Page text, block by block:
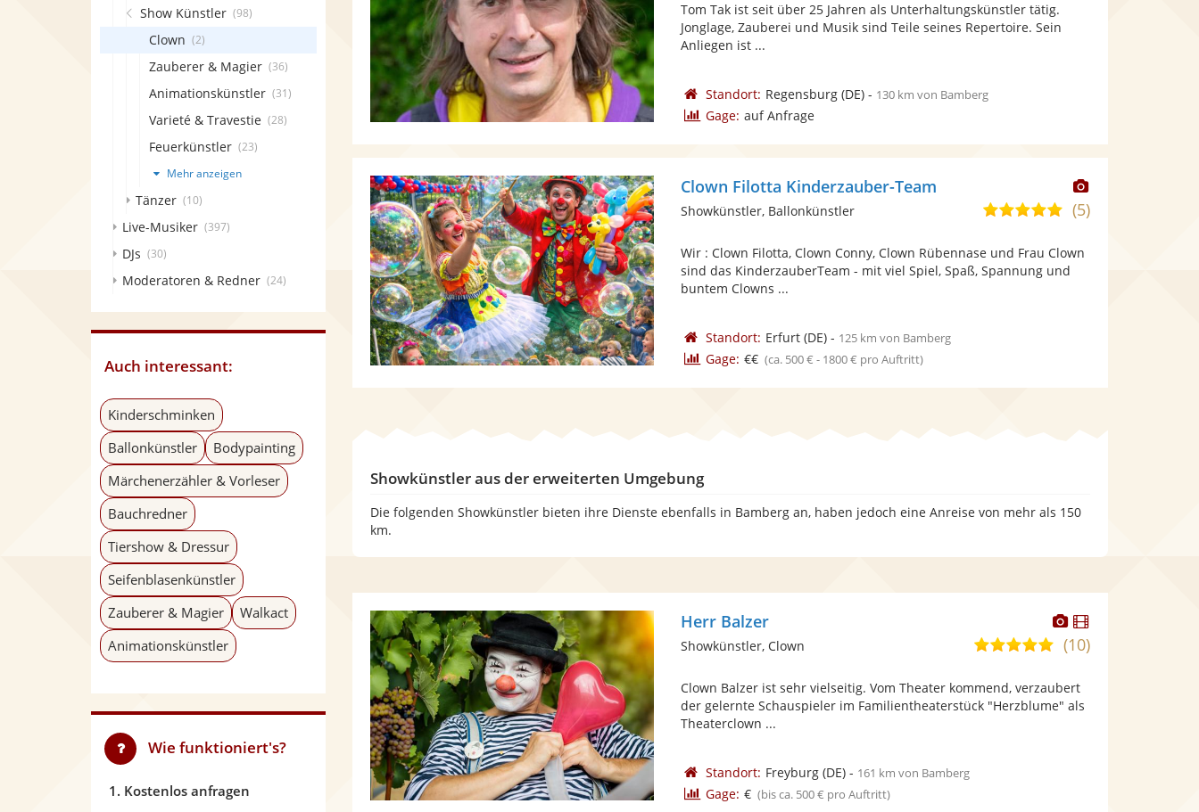
Tom Tak ist seit über 25 Jahren als Unterhaltungskünstler tätig.
Jonglage, Zauberei und Musik sind Teile seines Repertoire. Sein
Anliegen ist ...
Standort: Regensburg(DE)- 130 km von Bamberg
Gage: auf Anfrage
Dieser
Künstler
Clown Filotta Kinderzauber-Team
5,0
5
Sternen
(5)
Showkünstler, Ballonkünstler
Wir : Clown Filotta, Clown Conny, Clown Rübennase und Frau Clown
sind das KinderzauberTeam - mit viel Spiel, Spaß, Spannung und
buntem Clowns ...
Standort: Erfurt(DE)- 125 km von Bamberg
Gage: €€ (ca. 500 € - 1800 € pro Auftritt)
Showkünstler aus der erweiterten Umgebung
Die folgenden Showkünstler bieten ihre Dienste ebenfalls in Bamberg an, haben jedoch eine Anreise von mehr als 150
km.
Dieser
Künstler
stellt
bereit.
Dieser
Künstler
Herr Balzer
5,0
5
Sternen
(10)
Showkünstler, Clown
Clown Balzer ist sehr vielseitig. Vom Theater kommend, verzaubert
der gelernte Schauspieler im Familientheaterstück "Herzblume" als
Theaterclown ...
Standort: Freyburg(DE)- 161 km von Bamberg
Gage: € (bis ca. 500 € pro Auftritt)
Show Künstler (98)
Clown (2)
Zauberer & Magier (36)
Animationskünstler (31)
Varieté & Travestie (28)
Feuerkünstler (23)
Mehr anzeigen
Tänzer (10)
Live-Musiker (397)
DJs (30)
Moderatoren & Redner (24)
Auch interessant:
Kinderschminken
Ballonkünstler
Bodypainting
Märchenerzähler & Vorleser
Bauchredner
Tiershow & Dressur
Seifenblasenkünstler
Zauberer & Magier
Walkact
Animationskünstler
Wie funktioniert's?
1. Kostenlos anfragen